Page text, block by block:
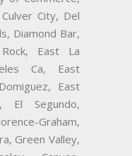
City, Del
Diamond Bar,
East La
Ca, East
East
El Segundo,
Graham,
Green Valley,